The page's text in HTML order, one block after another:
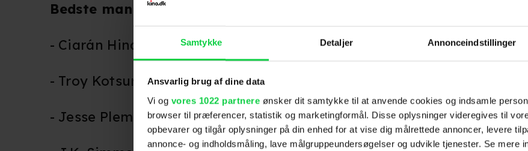
Samtykke Detaljer Annonceindstillinger
Ansvarlig brug af dine data
Vi og vores 1022 partnere ønsker dit samtykke til at anvende cookies og indsamle
browser til præferencer, statistik og marketingformål. Disse oplysninger videregives til
opbevarer og tilgår oplysninger på din enhed for at vise dig målrettede annoncer, levere
annonce- og indholdsmåling, lave målgruppeundersøgelser og udvikle tjenester. Se mere
Bedste mandlige birolle:
- Ciarán Hinds ( Belfast)
- Troy Kotsur ( CODA)
- Jesse Plemons (The Power of the Dog)